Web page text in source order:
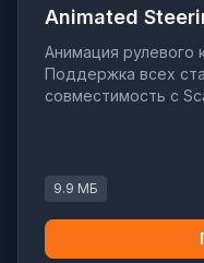
Animated
Анимация рулевого
Поддержка всех
совместимость с
9.9 МБ